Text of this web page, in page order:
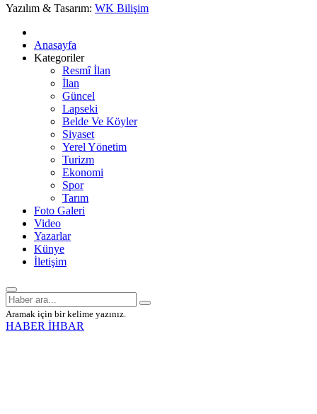
Yazılım & Tasarım: WK Bilişim
Anasayfa
Kategoriler
Resmî İlan
İlan
Güncel
Lapseki
Belde Ve Köyler
Siyaset
Yerel Yönetim
Turizm
Ekonomi
Spor
Tarım
Foto Galeri
Video
Yazarlar
Künye
İletişim
Aramak için bir kelime yazınız.
HABER İHBAR